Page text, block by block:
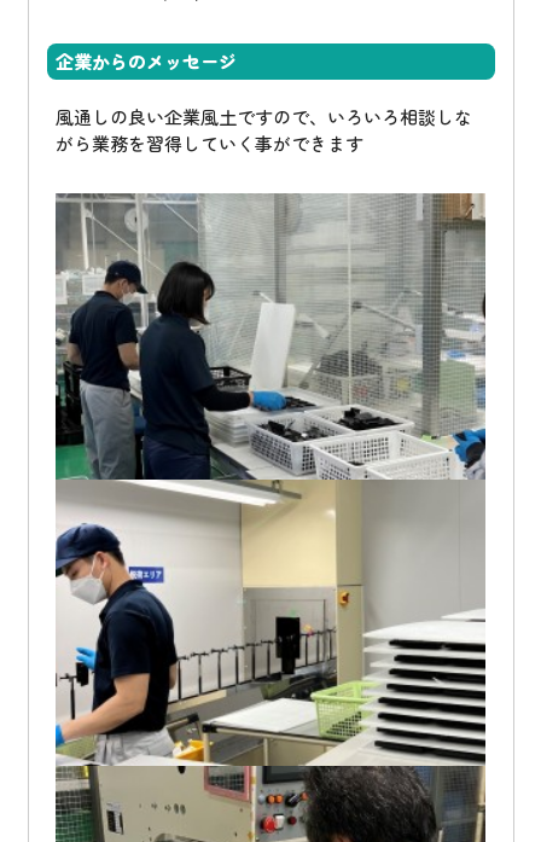
企業からのメッセージ
風通しの良い企業風土ですので、いろいろ相談しな
がら業務を習得していく事ができます